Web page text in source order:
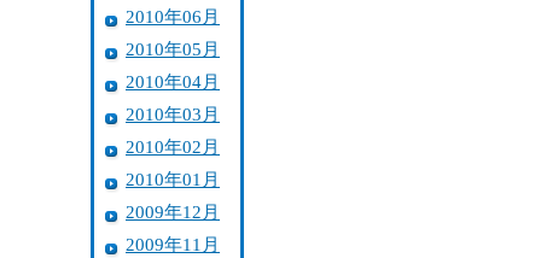
2010年06月
2010年05月
2010年04月
2010年03月
2010年02月
2010年01月
2009年12月
2009年11月